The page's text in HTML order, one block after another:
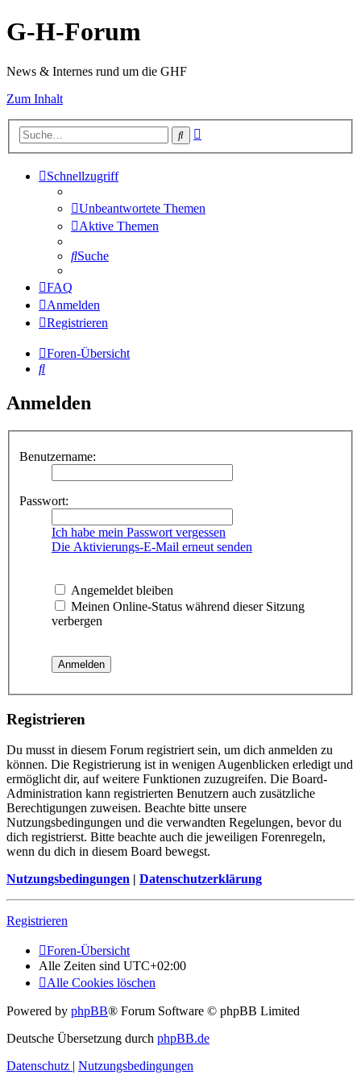
G-H-Forum
News & Internes rund um die GHF
Zum Inhalt
Suche
Schnellzugriff
Unbeantwortete Themen
Aktive Themen
Suche
FAQ
Anmelden
Registrieren
Foren-Übersicht
Suche
Anmelden
Benutzername:
Passwort:
Ich habe mein Passwort vergessen
Die Aktivierungs-E-Mail erneut senden
Angemeldet bleiben
Meinen Online-Status während dieser Sitzung
verbergen
Registrieren
Du musst in diesem Forum registriert sein, um dich anmelden zu
können. Die Registrierung ist in wenigen Augenblicken erledigt und
ermöglicht dir, auf weitere Funktionen zuzugreifen. Die Board-
Administration kann registrierten Benutzern auch zusätzliche
Berechtigungen zuweisen. Beachte bitte unsere
Nutzungsbedingungen und die verwandten Regelungen, bevor du
dich registrierst. Bitte beachte auch die jeweiligen Forenregeln,
wenn du dich in diesem Board bewegst.
Nutzungsbedingungen | Datenschutzerklärung
Registrieren
Foren-Übersicht
Alle Zeiten sind UTC+02:00
Alle Cookies löschen
Powered by phpBB® Forum Software © phpBB Limited
Deutsche Übersetzung durch phpBB.de
Datenschutz | Nutzungsbedingungen